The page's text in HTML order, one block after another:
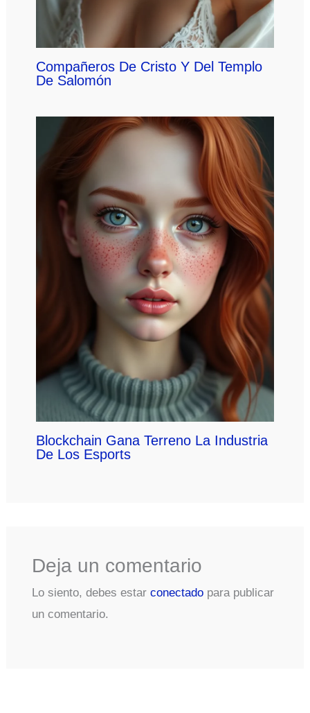
Compañeros De Cristo Y Del Templo
De Salomón
Blockchain Gana Terreno La Industria
De Los Esports
Deja un comentario
Lo siento, debes estar conectadopara publicar
un comentario.